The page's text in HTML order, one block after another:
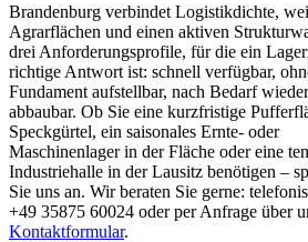
Brandenburg verbindet Logistikdichte,
Agrarflächen und einen aktiven
drei Anforderungsprofile, für die ein
richtige Antwort ist: schnell verfügbar,
Fundament aufstellbar, nach Bedarf wieder
abbaubar. Ob Sie eine kurzfristige
Speckgürtel, ein saisonales Ernte- oder
Maschinenlager in der Fläche oder eine
Industriehalle in der Lausitz benötigen –
Sie uns an. Wir beraten Sie gerne:
+49 35875 60024 oder per Anfrage über
Kontaktformular.